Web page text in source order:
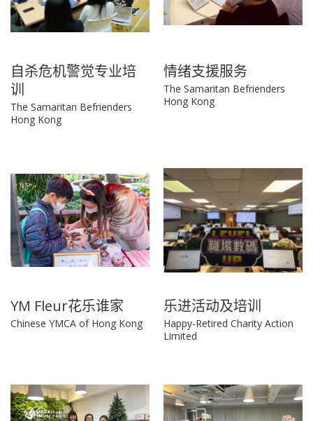
自杀危机警觉专业培
训
The Samaritan Befrienders
Hong Kong
情绪支援服务
The Samaritan Befrienders
Hong Kong
YM Fleur花乐谁家
Chinese YMCA of Hong Kong
乐进活动及培训
Happy-Retired Charity Action
Limited